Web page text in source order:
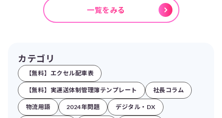
一覧をみる
カテゴリ
【無料】エクセル配車表
【無料】実運送体制管理簿テンプレート 社長コラム
物流用語 2024年問題 デジタル・DX